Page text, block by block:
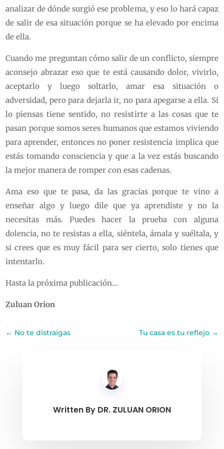
analizar de dónde surgió ese problema, y eso lo hará capaz
de salir de esa situación porque se ha elevado por encima
de ella.
Cuando me preguntan cómo salir de un conflicto, siempre
aconsejo abrazar eso que te está causando dolor, vivirlo,
aceptarlo y luego soltarlo, amar esa situación o
adversidad, pero para dejarla ir, no para apegarse a ella. Si
lo piensas tiene sentido, no resistirte a las cosas que te
pasan porque somos seres humanos que estamos viviendo
para aprender, entonces no poner resistencia implica que
estás tomando consciencia y que a la vez estás buscando
la mejor manera de romper con esas cadenas.
Ama eso que te pasa, da las gracias porque te vino a
enseñar algo y luego dile que ya aprendiste y no la
necesitas más. Puedes hacer la prueba con alguna
dolencia, no te resistas a ella, siéntela, ámala y suéltala, y
si crees que es muy fácil para ser cierto, solo tienes que
intentarlo.
Hasta la próxima publicación…
Zuluan Orion
← No te distraigas Tu casa es tu reflejo→
Written By DR. ZULUAN ORION